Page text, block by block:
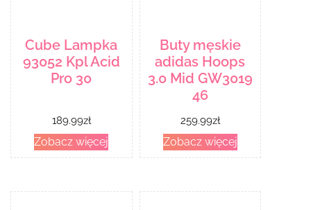
Cube Lampka
93052 Kpl Acid
Pro 30
189.99zł
Zobacz więcej
Buty męskie
adidas Hoops
3.0 Mid GW3019
46
259.99zł
Zobacz więcej